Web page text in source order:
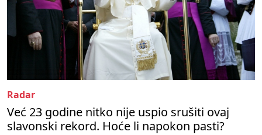
Radar
Već 23 godine nitko nije uspio srušiti ovaj
slavonski rekord. Hoće li napokon pasti?